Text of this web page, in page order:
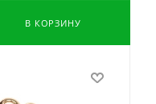
В КОРЗИНУ